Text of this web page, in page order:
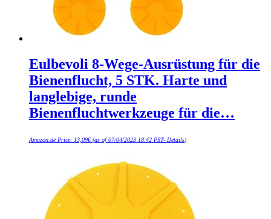
Eulbevoli 8-Wege-Ausrüstung für die
Bienenflucht, 5 STK. Harte und
langlebige, runde
Bienenfluchtwerkzeuge für die…
Amazon.de Price: 13,09€(as of 07/04/2023 18:42 PST- Details)